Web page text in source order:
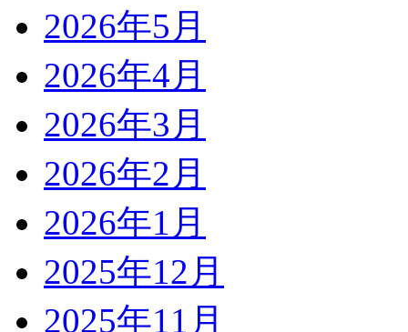
2026年5月
2026年4月
2026年3月
2026年2月
2026年1月
2025年12月
2025年11月